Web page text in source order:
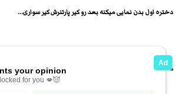
دختره اول بدن نمایی میکنه بعد رو کیر پارتنرش کیر سواری...
دختر حشری تو ویدیو مسیج لخت کامل میشه و خودارضایی میکنه